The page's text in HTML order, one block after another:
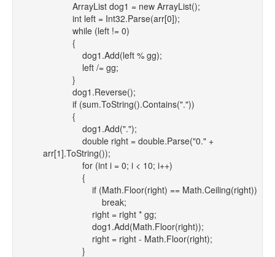
ArrayList dog1 = new ArrayList();
int left = Int32.Parse(arr[0]);
while (left != 0)
{
dog1.Add(left % gg);
left /= gg;
}
dog1.Reverse();
if (sum.ToString().Contains("."))
{
dog1.Add(".");
double right = double.Parse("0." +
arr[1].ToString());
for (int i = 0; i < 10; i++)
{
if (Math.Floor(right) == Math.Ceiling(right))
break;
right = right * gg;
dog1.Add(Math.Floor(right));
right = right - Math.Floor(right);
}